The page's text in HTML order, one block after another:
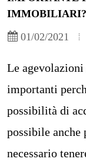
IMMOBILIARI?
01/02/2021
Le
importanti
possibilità di
possibile
necessario